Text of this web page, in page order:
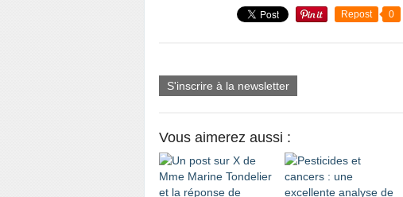
Repost 0
S'inscrire à la newsletter
Vous aimerez aussi :